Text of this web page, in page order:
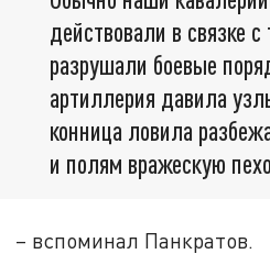
действовали в связке
разрушали боевые
артиллерия давила
конница ловила
и полям вражескую
– вспоминал Панкратов.